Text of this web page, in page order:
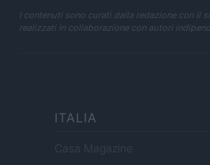
I contenuti sono curati dalla redazione con il
realizzati in collaborazione con autori
ITALIA
Casa Magazine